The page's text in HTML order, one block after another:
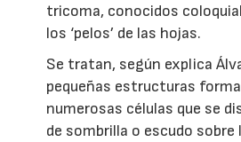
tricoma, conocidos
los ‘pelos’ de las hojas.
Se tratan, según explica
pequeñas estructuras
numerosas células que se
de sombrilla o escudo sobre